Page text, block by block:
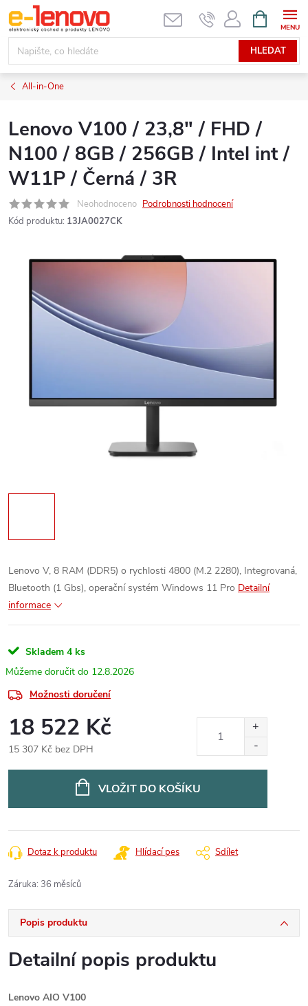
Přejít
na
obsah
HLEDAT
NÁKUPNÍ
KOŠÍK
All-in-One
Lenovo V100 / 23,8" / FHD /
N100 / 8GB / 256GB / Intel int /
W11P / Černá / 3R
Neohodnoceno Podrobnosti hodnocení
Kód produktu: 13JA0027CK
Lenovo V, 8 RAM (DDR5) o rychlosti 4800 (M.2 2280), Integrovaná,
Bluetooth (1 Gbs), operační systém Windows 11 Pro Detailní
informace
Skladem 4 ks
12.8.2026
Možnosti doručení
18 522 Kč
15 307 Kč bez DPH
VLOŽIT DO KOŠÍKU
Dotaz k produktu Hlídací pes Sdílet
Záruka: 36 měsíců
Popis produktu
Detailní popis produktu
Lenovo AIO V100